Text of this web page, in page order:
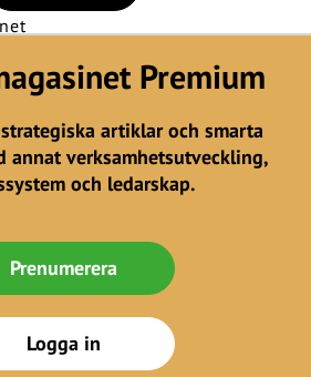
Premium
artiklar och smarta
annat verksamhetsutveckling,
och ledarskap.
Prenumerera
Logga in